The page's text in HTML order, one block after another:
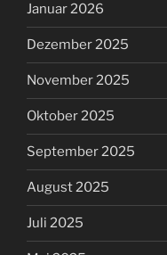
Januar 2026
Dezember 2025
November 2025
Oktober 2025
September 2025
August 2025
Juli 2025